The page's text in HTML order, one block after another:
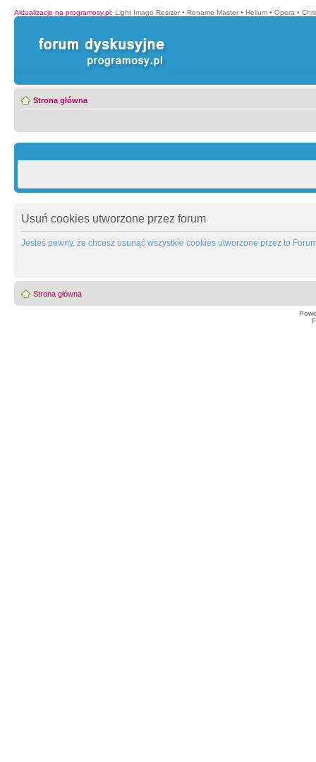
Aktualizacje na programosy.pl: Light Image Resizer • Rename Master • Helium • Opera •
Strona główna
Usuń cookies utworzone przez forum
Jesteś pewny, że chcesz usunąć wszystkie cookies utworzone przez to
Strona główna